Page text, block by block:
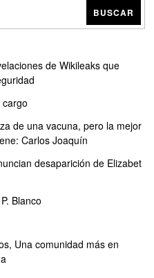
BUSCAR
de Wikileaks que
de una vacuna, pero la mejor
Carlos Joaquín
desaparición de Elizabet
Blanco
Una comunidad más en